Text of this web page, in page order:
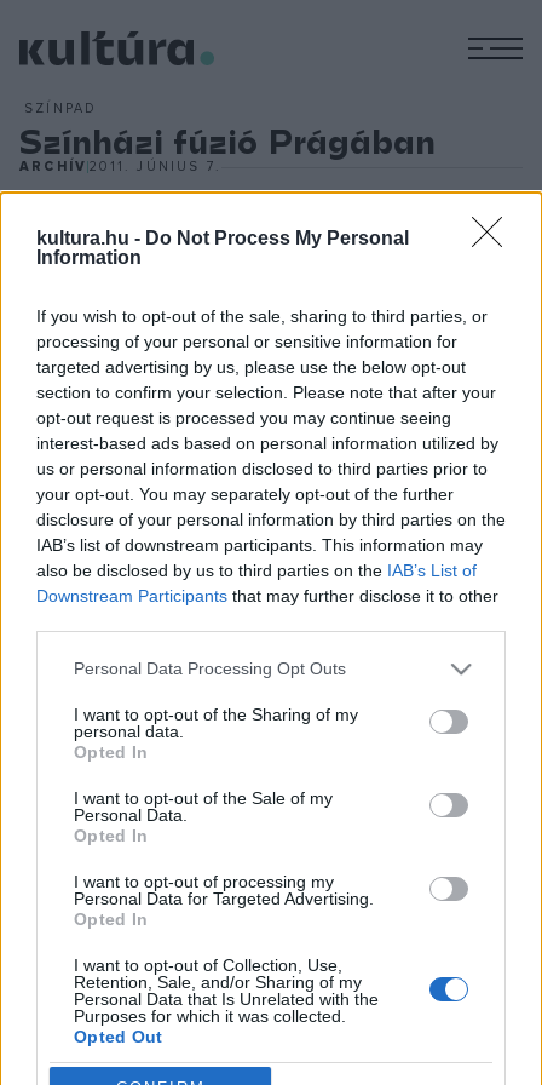
kultura.hu - Do Not Process My Personal
Information
If you wish to opt-out of the sale, sharing to third parties, or
processing of your personal or sensitive information for
targeted advertising by us, please use the below opt-out
section to confirm your selection. Please note that after your
opt-out request is processed you may continue seeing
interest-based ads based on personal information utilized by
us or personal information disclosed to third parties prior to
your opt-out. You may separately opt-out of the further
disclosure of your personal information by third parties on the
IAB’s list of downstream participants. This information may
also be disclosed by us to third parties on the IAB’s List of
Downstream Participants that may further disclose it to other
Please note that this website/app uses one or more Google
not limited to your visit or usage behaviour. You may click to
grant or deny consent to Google and its third-party tags to
use your data for below specified purposes in below Google
consent section.
Personal Data Processing Opt Outs
I want to opt-out of the Sharing of my
personal data.
Opted In
I want to opt-out of the Sale of my
Personal Data.
Opted In
I want to opt-out of processing my
Personal Data for Targeted Advertising.
Opted In
I want to opt-out of Collection, Use,
Retention, Sale, and/or Sharing of my
Personal Data that Is Unrelated with the
Purposes for which it was collected.
Opted Out
SZÍNPAD
Színházi fúzió Prágában
ARCHÍV2011. JÚNIUS 7.
(MTI) - Az Operaház vagyonát a Nemzeti Színház veszi át.
Bár az Opera zenekara és balettkara is része a fúziónak, az
miniszter.Jirí Besseregyúttal azt is elmondta, hogy a két
tradicionális intézmény zenekarai továbbra is külön
működnek majd, a zenészek létszámát azonban
csökkenteni szándékoznak.
Bár a minisztérium a párizsi és a bécsi sikeres fúziós
gyakorlatra hivatkozott, az Opera művészei hétfő estére
tiltakozó gálakoncertet szerveztek a történelmi
neoreneszánsz épületbe.
A fúzió elleni petíciót 15 ezren írták alá.
MEGOSZTÁS
NÉPI